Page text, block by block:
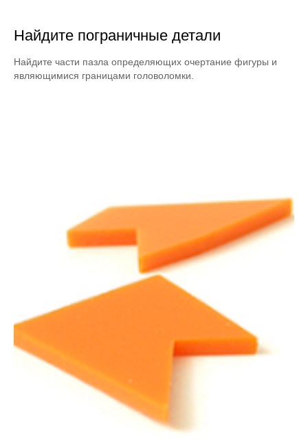
Найдите пограничные детали
Найдите части пазла определяющих очертание фигуры и
являющимися границами головоломки.